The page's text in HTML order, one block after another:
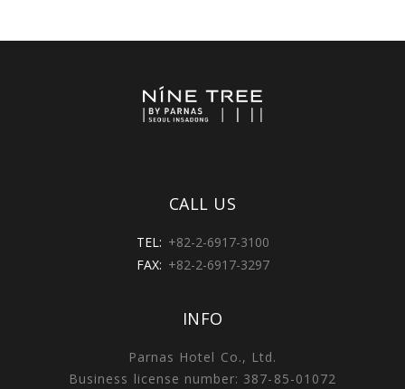
CALL US
TEL: +82-2-6917-3100
FAX: +82-2-6917-3297
INFO
Parnas Hotel Co., Ltd.
Business license number: 387-85-01072